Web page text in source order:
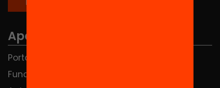
Apartados
Portada
Fundación